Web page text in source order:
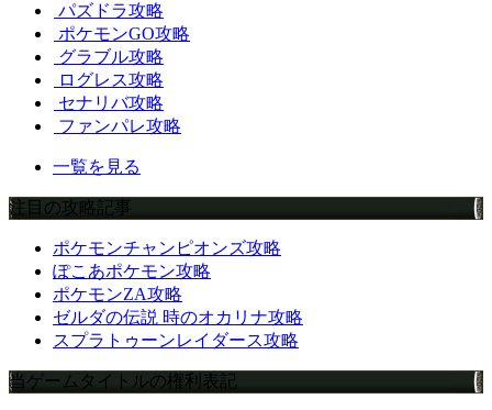
パズドラ攻略
ポケモンGO攻略
グラブル攻略
ログレス攻略
セナリバ攻略
ファンパレ攻略
一覧を見る
注目の攻略記事
ポケモンチャンピオンズ攻略
ぽこあポケモン攻略
ポケモンZA攻略
ゼルダの伝説 時のオカリナ攻略
スプラトゥーンレイダース攻略
当ゲームタイトルの権利表記